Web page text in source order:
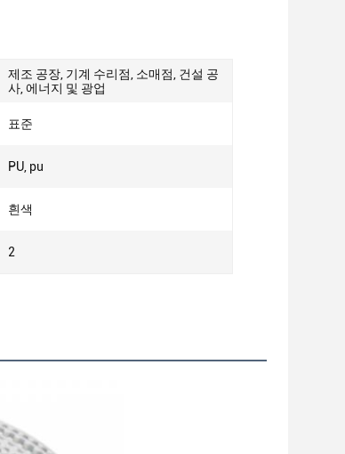
제조 공장, 기계 수리점, 소매점, 건설 공
사, 에너지 및 광업
표준
PU, pu
흰색
2